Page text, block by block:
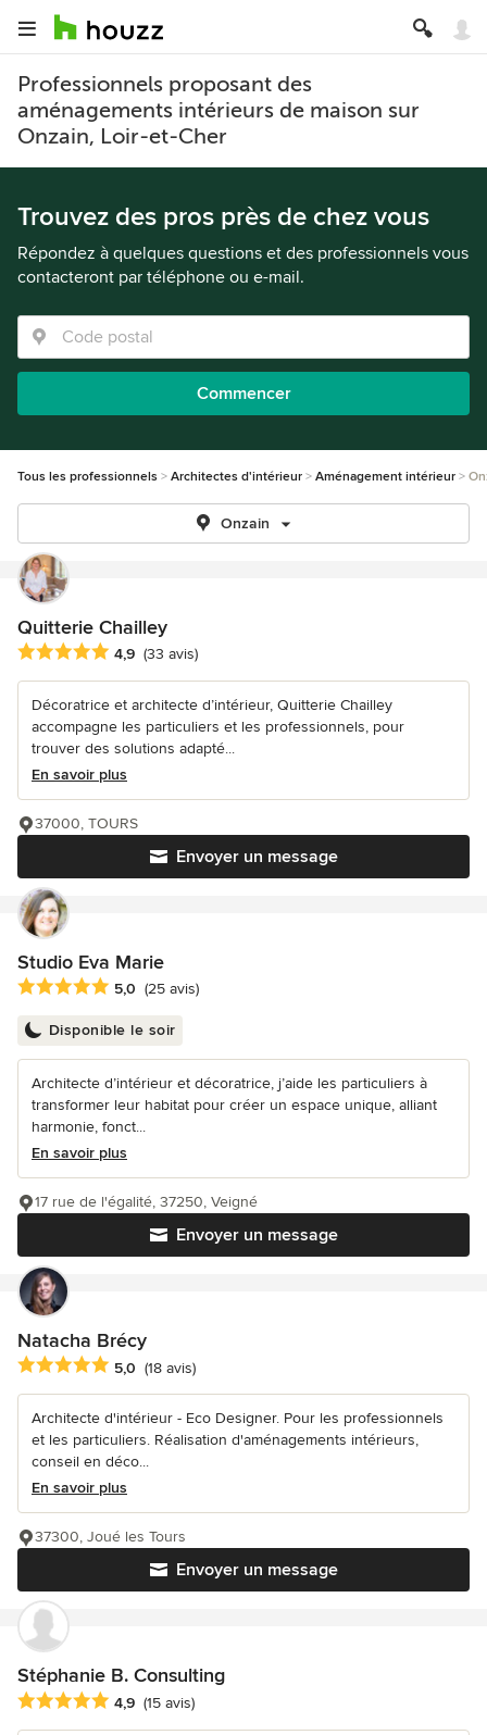
Professionnels proposant des
aménagements intérieurs de maison sur
Onzain, Loir-et-Cher
Trouvez des pros près de chez vous
Répondez à quelques questions et des professionnels vous
contacteront par téléphone ou e-mail.
Commencer
Tous les professionnels Architectes d'intérieur Aménagement intérieur
Onzain
Quitterie Chailley
Note moyenne : 4.9 étoiles sur 5
4,9 (33 avis)
Décoratrice et architecte d’intérieur, Quitterie Chailley
accompagne les particuliers et les professionnels, pour
trouver des solutions adapté...
En savoir plus
Envoyer un message
37000, TOURS
Studio Eva Marie
Note moyenne : 5 étoiles sur 5
5,0 (25 avis)
Disponible le soir
Architecte d’intérieur et décoratrice, j’aide les particuliers à
transformer leur habitat pour créer un espace unique, alliant
harmonie, fonct...
En savoir plus
Envoyer un message
17 rue de l'égalité, 37250, Veigné
Natacha Brécy
Note moyenne : 5 étoiles sur 5
5,0 (18 avis)
Architecte d'intérieur - Eco Designer. Pour les professionnels
et les particuliers. Réalisation d'aménagements intérieurs,
conseil en déco...
En savoir plus
Envoyer un message
37300, Joué les Tours
Stéphanie B. Consulting
Note moyenne : 4.9 étoiles sur 5
4,9 (15 avis)